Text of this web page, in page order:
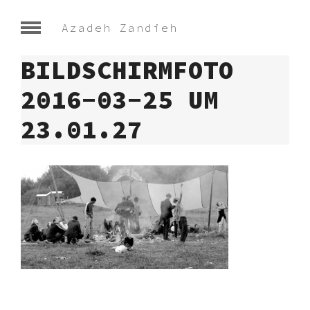
Azadeh Zandieh
BILDSCHIRMFOTO
2016-03-25 UM
23.01.27